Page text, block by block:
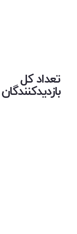
تعداد کل
بازدیدکنندگان